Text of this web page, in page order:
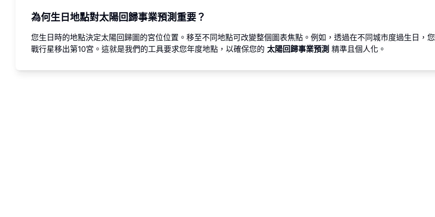
為何生日地點對太陽回歸事業預測重要？
您生日時的地點決定太陽回歸圖的宮位位置。移至不同地點可改變整個圖表焦點。例如，透過在不同城市度過生日，
戰行星移出第10宮。這就是我們的工具要求您年度地點，以確保您的 太陽回歸事業預測 精準且個人化。